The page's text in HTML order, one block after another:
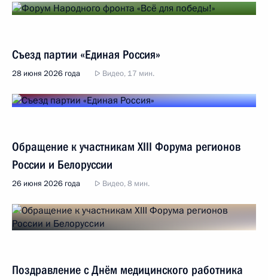
Съезд партии «Единая Россия»
28 июня 2026 года Видео, 17 мин.
Обращение к участникам XIII Форума регионов
России и Белоруссии
26 июня 2026 года Видео, 8 мин.
Поздравление с Днём медицинского работника